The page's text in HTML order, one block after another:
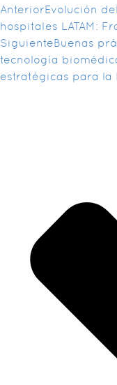
AnteriorEvolución
hospitales LATAM:
SiguienteBuenas
tecnología
estratégicas para la